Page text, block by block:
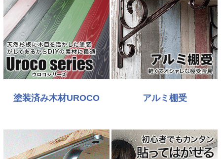
塗装済み木材UROCO アルミ棚受